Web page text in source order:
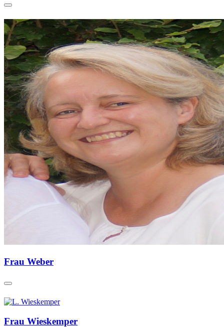
Frau Weber
Frau Wieskemper